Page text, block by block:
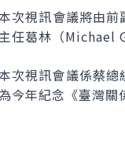
次視訊會議將由
任葛林（Michael
次視訊會議係蔡
為今年紀念《臺灣關